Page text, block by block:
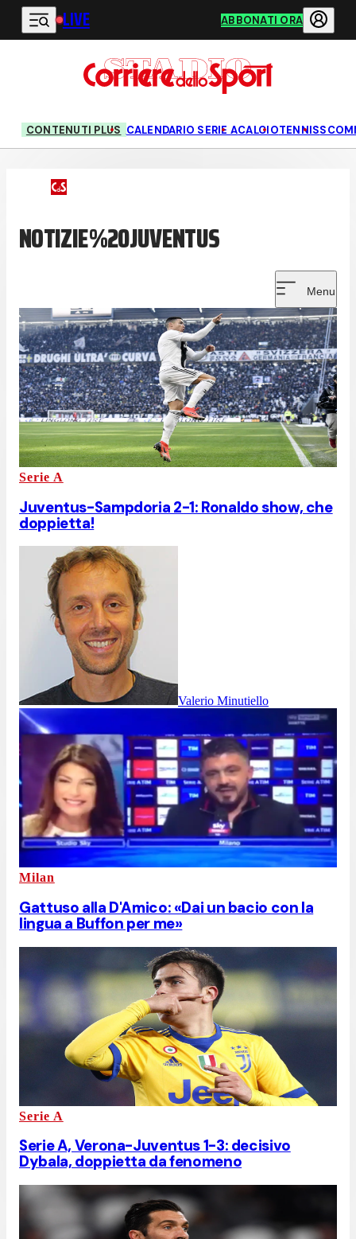
Vai al contenuto principale
LIVE ABBONATI ORA
CONTENUTI PLUS CALENDARIO SERIE ACALCIOTENNIS
NOTIZIE%20JUVENTUS
Menu
Serie A
Juventus-Sampdoria 2-1: Ronaldo show, che
doppietta!
Valerio Minutiello
Milan
Gattuso alla D'Amico: «Dai un bacio con la
lingua a Buffon per me»
Serie A
Serie A, Verona-Juventus 1-3: decisivo
Dybala, doppietta da fenomeno